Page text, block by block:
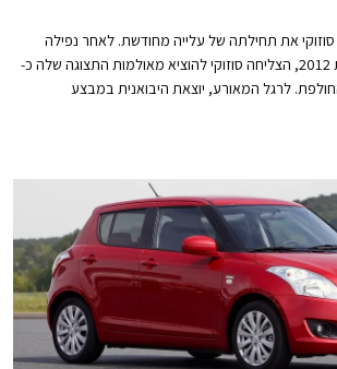
עבור סוזוקי את תחילתה של עלייה מחודשת. לאחר נפילה
במספר המסירות בשנת 2012, הצליחה סוזוקי להוציא מאולמות התצוגה שלה כ-
החולפת. לרגל המאורע, יוצאת היבואנית במבצע